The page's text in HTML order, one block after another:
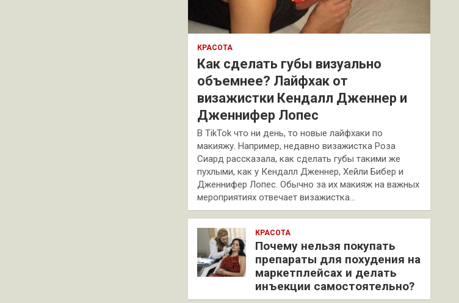
КРАСОТА
Как сделать губы визуально
объемнее? Лайфхак от
визажистки Кендалл Дженнер и
Дженнифер Лопес
В TikTok что ни день, то новые лайфхаки по
макияжу. Например, недавно визажистка Роза
Сиард рассказала, как сделать губы такими же
пухлыми, как у Кендалл Дженнер, Хейли Бибер и
Дженнифер Лопес. Обычно за их макияж на важных
мероприятиях отвечает визажистка…
КРАСОТА
Почему нельзя покупать
препараты для похудения на
маркетплейсах и делать
инъекции самостоятельно?